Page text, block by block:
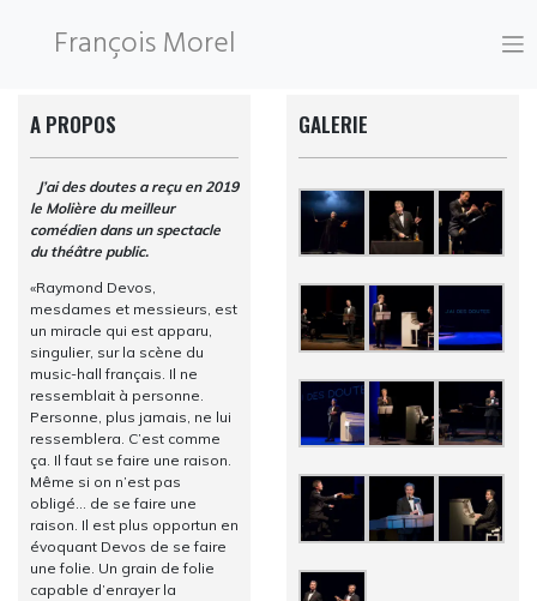
François Morel
A PROPOS
J’ai des doutes a reçu en 2019
le Molière du meilleur
comédien dans un spectacle
du théâtre public.
«Raymond Devos,
mesdames et messieurs, est
un miracle qui est apparu,
singulier, sur la scène du
music-hall français. Il ne
ressemblait à personne.
Personne, plus jamais, ne lui
ressemblera. C’est comme
ça. Il faut se faire une raison.
Même si on n’est pas
obligé… de se faire une
raison. Il est plus opportun en
évoquant Devos de se faire
une folie. Un grain de folie
capable d’enrayer la
GALERIE